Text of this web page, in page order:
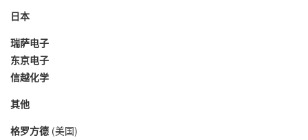
日本
瑞萨电子
东京电子
信越化学
其他
格罗方德 (美国)